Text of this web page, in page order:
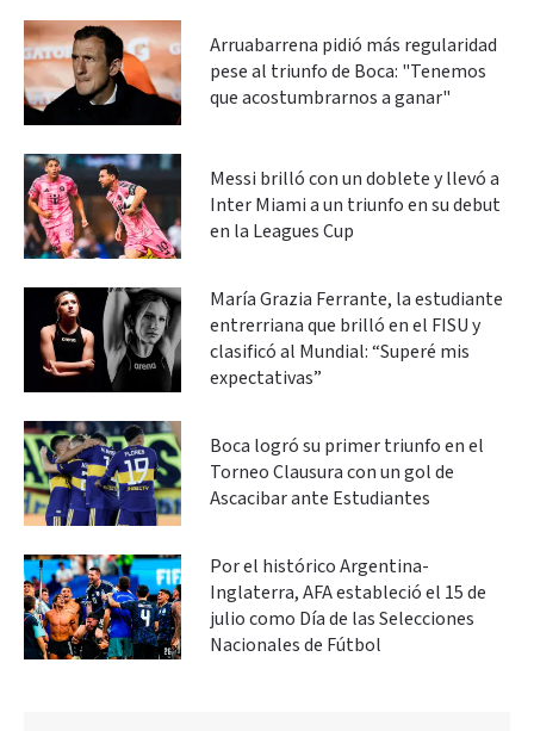
Arruabarrena pidió más regularidad
pese al triunfo de Boca: "Tenemos
que acostumbrarnos a ganar"
Messi brilló con un doblete y llevó a
Inter Miami a un triunfo en su debut
en la Leagues Cup
María Grazia Ferrante, la estudiante
entrerriana que brilló en el FISU y
clasificó al Mundial: “Superé mis
expectativas”
Boca logró su primer triunfo en el
Torneo Clausura con un gol de
Ascacibar ante Estudiantes
Por el histórico Argentina-
Inglaterra, AFA estableció el 15 de
julio como Día de las Selecciones
Nacionales de Fútbol